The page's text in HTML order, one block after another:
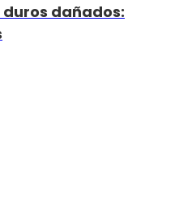
dañados: